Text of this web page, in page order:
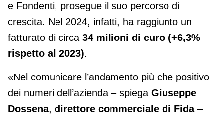
e Fondenti, prosegue il suo percorso di
crescita. Nel 2024, infatti, ha raggiunto un
fatturato di circa 34 milioni di euro (+6,3%
rispetto al 2023).
«Nel comunicare l’andamento più che positivo
dei numeri dell’azienda – spiega Giuseppe
Dossena, direttore commerciale di Fida–